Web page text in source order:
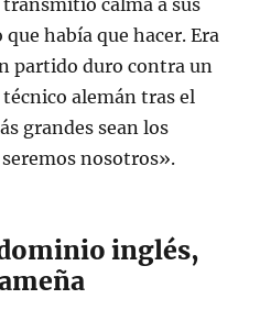
había que hacer. Era
partido duro contra un
alemán tras el
grandes sean los
nosotros».
inglés,